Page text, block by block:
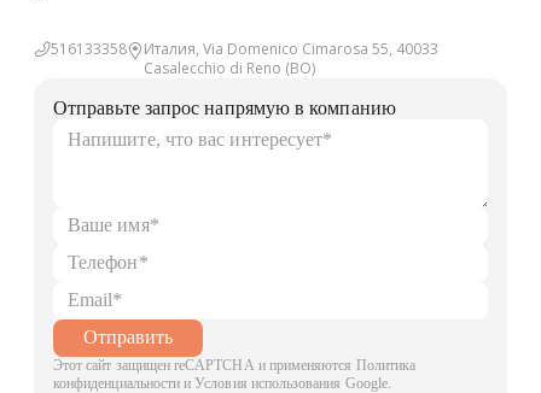
516133358
Италия, Via Domenico Cimarosa 55, 40033
Casalecchio di Reno (BO)
Отправьте запрос напрямую в компанию
Отправить
Этот сайт защищен reCAPTCHA и применяются Политика
конфиденциальности и Условия использования Google.